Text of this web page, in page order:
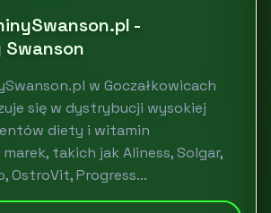
-
w Goczałkowicach
się w dystrybucji wysokiej
diety i witamin
takich jak Aliness, Solgar,
OstroVit, Progress...